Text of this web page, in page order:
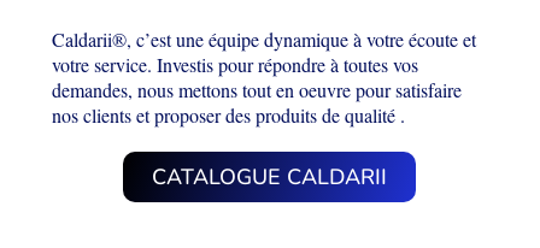
Caldarii®, c’est une équipe dynamique à votre écoute et
votre service. Investis pour répondre à toutes vos
demandes, nous mettons tout en oeuvre pour satisfaire
nos clients et proposer des produits de qualité .
CATALOGUE CALDARII